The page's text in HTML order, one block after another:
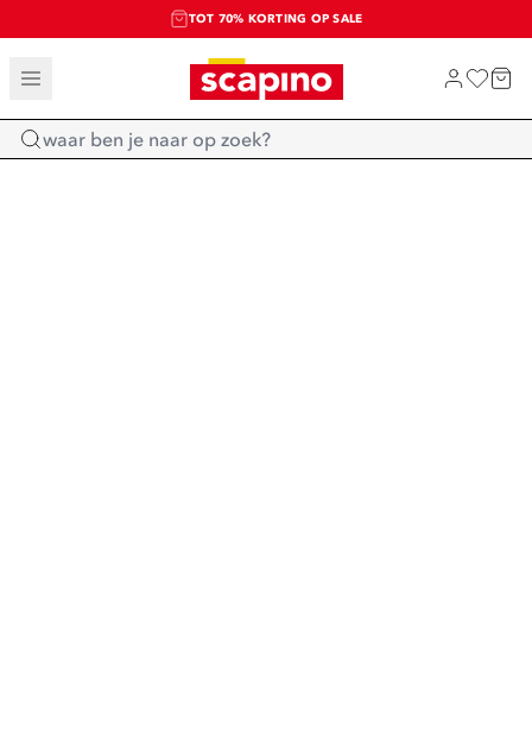
TOT 70% KORTING OP SALE
SALE: LAATSTE KANS!
SHOP NIEUW
Home